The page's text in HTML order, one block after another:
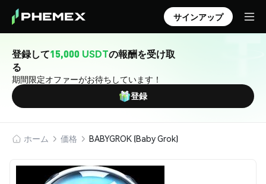
サインアップ
登録して15,000 USDTの報酬を受け取
る
期間限定オファーがお待ちしています！
登録
ホーム 価格 BABYGROK (Baby Grok)